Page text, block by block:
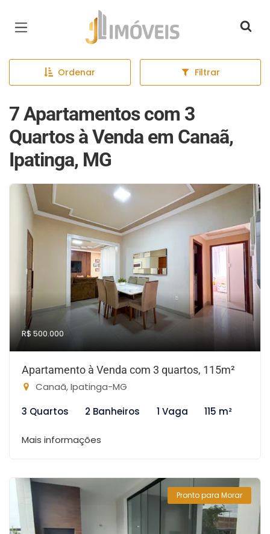
Página inicial
Ordenar Filtrar
7 Apartamentos com 3
Quartos à Venda em Canaã,
Ipatinga, MG
R$ 500.000
Apartamento à Venda com 3 quartos, 115m²
Canaã, Ipatinga-MG
3 Quartos
2 Banheiros 1 Vaga 115 m²
Mais informações
Pronto para Morar